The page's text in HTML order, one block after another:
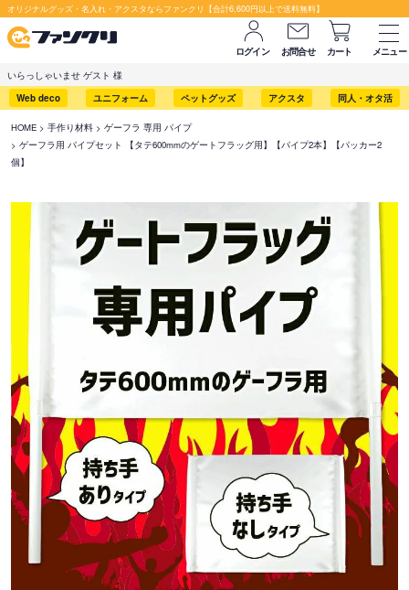
オリジナルグッズ・名入れ・アクスタならファンクリ【合計6,600円以上で送料無料】
ログイン お問合せ カート
メニュー
いらっしゃいませ ゲスト 様
Web deco
ユニフォーム ペットグッズ アクスタ 同人・オタ活
HOME 手作り材料
ゲーフラ 専用 パイプ
ゲーフラ用 パイプセット 【タテ600mmのゲートフラッグ用】【パイプ2本】【パッカー2
個】